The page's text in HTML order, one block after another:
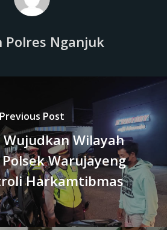
Polres Nganjuk
Previous Post
Wilayah
Warujayeng
Harkamtibmas